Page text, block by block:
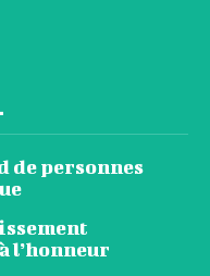
personnes
l’honneur